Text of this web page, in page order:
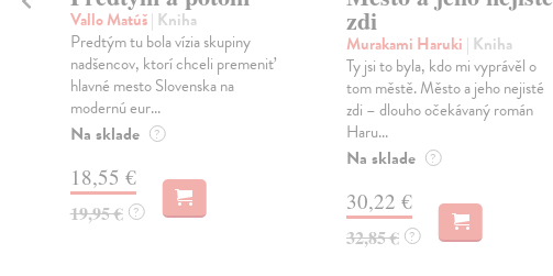
Vallo Matúš| Kniha
Predtým tu bola vízia skupiny
nadšencov, ktorí chceli premeniť
hlavné mesto Slovenska na
modernú eur...
Na sklade ?
18,55 €
19,95 € ?
zdi
Murakami Haruki | Kniha
Ty jsi to byla, kdo mi vyprávěl o
tom městě. Město a jeho nejisté
zdi – dlouho očekávaný román
Haru...
Na sklade ?
30,22 €
32,85 € ?